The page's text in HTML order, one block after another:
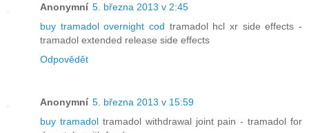
Anonymní 5. března 2013 v 2:45
buy tramadol overnight cod tramadol hcl xr side effects -
tramadol extended release side effects
Odpovědět
Anonymní 5. března 2013 v 15:59
buy tramadoltramadol withdrawal joint pain - tramadol for